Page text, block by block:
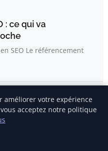
: ce qui va
SEO Le référencement
améliorer votre expérience
acceptez notre politique